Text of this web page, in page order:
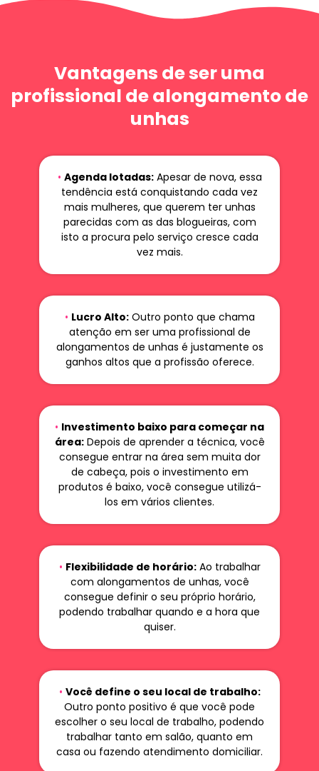
Vantagens de ser uma
profissional de alongamento de
unhas
• Agenda lotadas:Apesar de nova, essa
tendência está conquistando cada vez
mais mulheres, que querem ter unhas
parecidas com as das blogueiras, com
isto a procura pelo serviço cresce cada
vez mais.
• Lucro Alto:Outro ponto que chama
atenção em ser uma profissional de
alongamentos de unhas é justamente os
ganhos altos que a profissão oferece.
• Investimento baixo para começar na
área:Depois de aprender a técnica, você
consegue entrar na área sem muita dor
de cabeça, pois o investimento em
produtos é baixo, você consegue utilizá-
los em vários clientes.
• Flexibilidade de horário:Ao trabalhar
com alongamentos de unhas, você
consegue definir o seu próprio horário,
podendo trabalhar quando e a hora que
quiser.
• Você define o seu local de trabalho:
Outro ponto positivo é que você pode
escolher o seu local de trabalho, podendo
trabalhar tanto em salão, quanto em
casa ou fazendo atendimento domiciliar.